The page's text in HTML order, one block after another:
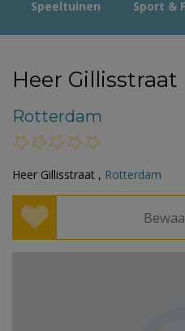
Speeltuinen
Sport &
Heer Gillisstraat
Rotterdam
Heer Gillisstraat , Rotterdam